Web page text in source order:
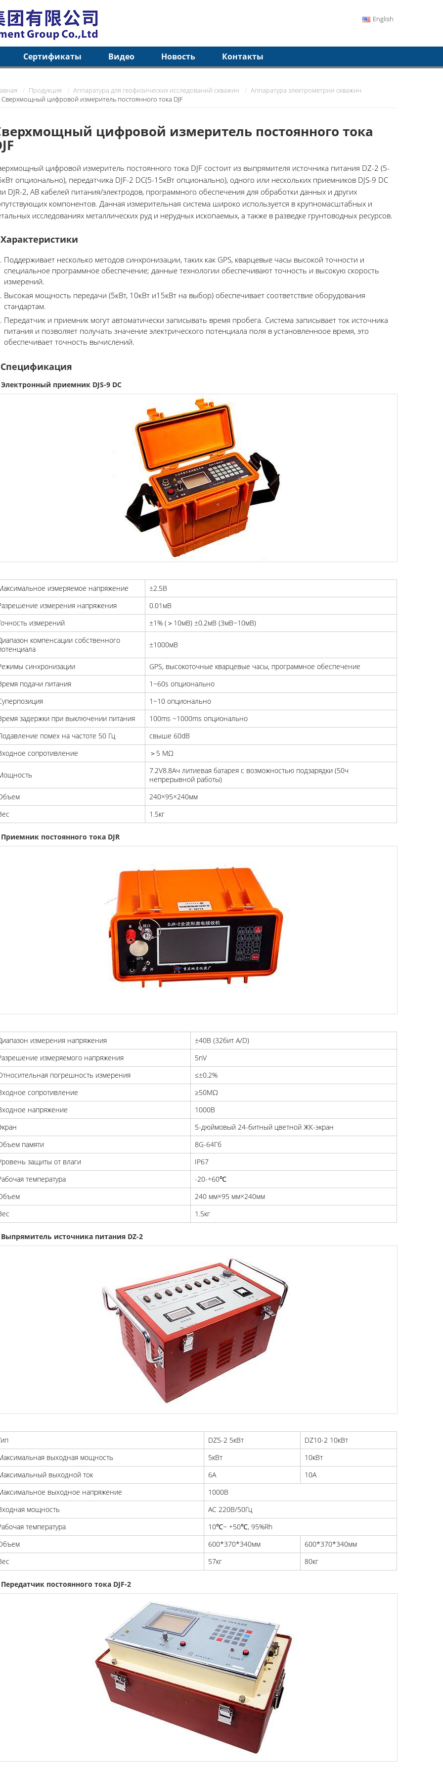
English
Сертификаты Видео Новость Контакты
Продукция Аппаратура для геофизических исследований скважин
Аппаратура электрометрии скважин
Сверхмощный цифровой измеритель постоянного тока DJF
цифровой измеритель постоянного тока
цифровой измеритель постоянного тока DJF состоит из выпрямителя источника питания DZ-2 (5-
опционально), передатчика DJF-2 DC(5-15кВт опционально), одного или нескольких приемников DJS-9 DC
DJR-2, AB кабелей питания/электродов, программного обеспечения для обработки данных и других
компонентов. Данная измерительная система широко используется в крупномасштабных и
исследованиях металлических руд и нерудных ископаемых, а также в разведке грунтоводных ресурсов.
Характеристики
Поддерживает несколько методов синхронизации, таких как GPS, кварцевые часы высокой точности и
специальное программное обеспечение; данные технологии обеспечивают точность и высокую скорость
измерений.
Высокая мощность передачи (5кВт, 10кВт и15кВт на выбор) обеспечивает соответствие оборудования
стандартам.
Передатчик и приемник могут автоматически записывать время пробега. Система записывает ток источника
питания и позволяет получать значение электрического потенциала поля в установленноое время, это
обеспечивает точность вычислений.
Спецификация
Электронный приемник DJS-9 DC
измеряемое напряжение
±2.5В
измерения напряжения
0.01мВ
измерений
±1% (＞10мВ) ±0.2мВ (3мВ~10мВ)
компенсации собственного
±1000мВ
синхронизации
GPS, высокоточные кварцевые часы, программное обеспечение
подачи питания
1~60s опционально
1~10 опционально
задержки при выключении питания
100ms ~1000ms опционально
помех на частоте 50 Гц
свыше 60dB
сопротивление
＞5 MΩ
7.2V8.8Aч литиевая батарея с возможностью подзарядки (50ч
непрерывной работы)
240×95×240мм
1.5кг
Приемник постоянного тока DJR
измерения напряжения
±40В (32бит A/D)
измеряемого напряжения
5nV
погрешность измерения
≤±0.2%
сопротивление
≥50MΩ
напряжение
1000В
5-дюймовый 24-битный цветной ЖК-экран
памяти
8G-64Гб
защиты от влаги
IP67
температура
-20-+60℃
240 мм×95 мм×240мм
1.5кг
Выпрямитель источника питания DZ-2
DZ5-2 5кВт
DZ10-2 10кВт
выходная мощность
5кВт
10кВт
выходной ток
6A
10A
выходное напряжение
1000В
мощность
AC 220В/50Гц
температура
10℃~ +50℃, 95%Rh
600*370*340мм
600*370*340мм
57кг 80кг
постоянного тока DJF-2